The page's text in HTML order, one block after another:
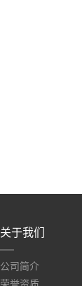
关于我们
公司简介